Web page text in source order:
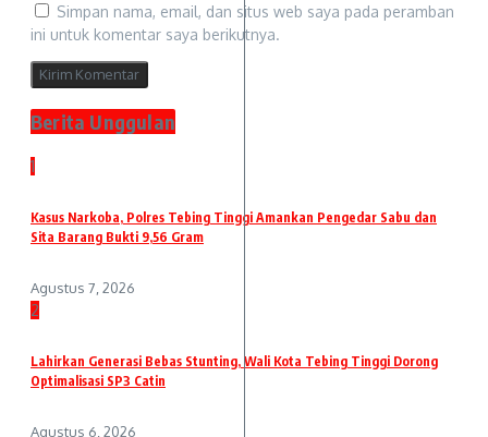
Simpan nama, email, dan situs web saya pada peramban
ini untuk komentar saya berikutnya.
Berita Unggulan
1
Kasus Narkoba, Polres Tebing Tinggi Amankan Pengedar Sabu dan
Sita Barang Bukti 9,56 Gram
Agustus 7, 2026
2
Lahirkan Generasi Bebas Stunting, Wali Kota Tebing Tinggi Dorong
Optimalisasi SP3 Catin
Agustus 6, 2026